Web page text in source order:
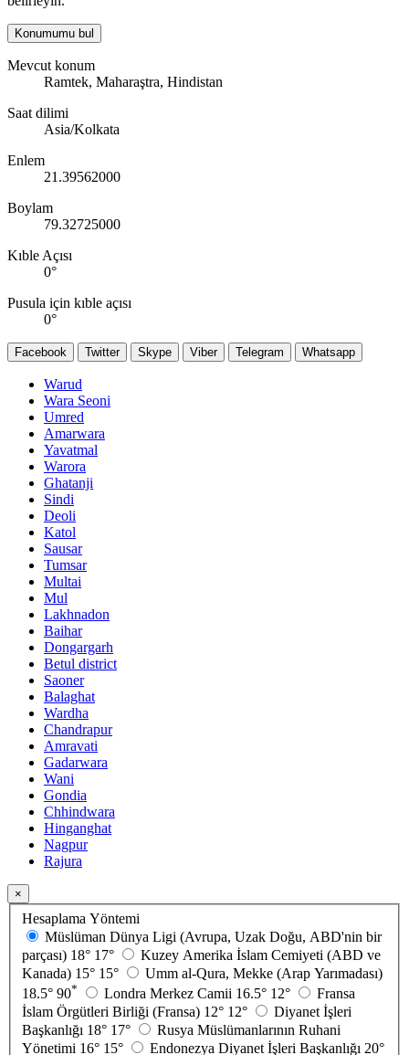
Konumumu bul
Mevcut konum
Ramtek, Maharaştra, Hindistan
Saat dilimi
Asia/Kolkata
Enlem
21.39562000
Boylam
79.32725000
Kıble Açısı
0°
Pusula için kıble açısı
0°
Facebook Twitter Skype Viber Telegram Whatsapp
Warud
Wara Seoni
Umred
Amarwara
Yavatmal
Warora
Ghatanji
Sindi
Deoli
Katol
Sausar
Tumsar
Multai
Mul
Lakhnadon
Baihar
Dongargarh
Betul district
Saoner
Balaghat
Wardha
Chandrapur
Amravati
Gadarwara
Wani
Gondia
Chhindwara
Hinganghat
Nagpur
Rajura
×
Hesaplama Yöntemi
Müslüman Dünya Ligi (Avrupa, Uzak Doğu, ABD'nin bir
parçası) 18° 17°
Kuzey Amerika İslam Cemiyeti (ABD ve
Kanada) 15° 15°
Umm al-Qura, Mekke (Arap Yarımadası)
18.5° 90* Londra Merkez Camii 16.5° 12°
Fransa
İslam Örgütleri Birliği (Fransa) 12° 12°
Diyanet İşleri
Başkanlığı 18° 17°
Rusya Müslümanlarının Ruhani
Yönetimi 16° 15° Endonezya Diyanet İşleri Başkanlığı 20°